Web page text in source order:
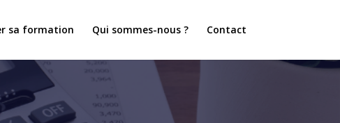
sa formation Qui sommes-nous ? Contact